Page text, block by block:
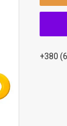
+380